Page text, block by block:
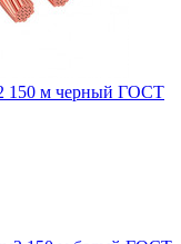
150 м черный ГОСТ